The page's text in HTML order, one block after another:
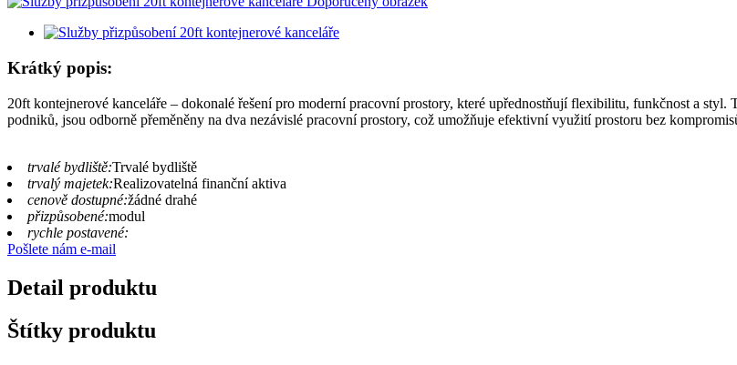
Krátký popis:
20ft kontejnerové kanceláře – dokonalé řešení pro moderní pracovní prostory, které upřednostňují flexibilitu, funkčnost a
podniků, jsou odborně přeměněny na dva nezávislé pracovní prostory, což umožňuje efektivní využití prostoru bez
trvalé bydliště:Trvalé bydliště
trvalý majetek:Realizovatelná finanční aktiva
cenově dostupné:žádné drahé
přizpůsobené:modul
rychle postavené:
Pošlete nám e-mail
Detail produktu
Štítky produktu